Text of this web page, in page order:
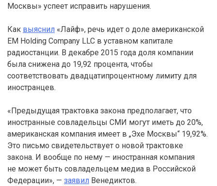
Москвы» успеет исправить нарушения.
Как выяснил «Лайф», речь идет о доле американской
EM Holding Company LLC в уставном капитале
радиостанции. В декабре 2015 года доля компании
была снижена до 19,92 процента, чтобы
соответствовать двадцатипроцентному лимиту для
иностранцев.
«Предыдущая трактовка закона предполагает, что
иностранные совладельцы СМИ могут иметь до 20%,
американская компания имеет в „Эхе Москвы“ 19,92%.
Это письмо свидетельствует о новой трактовке
закона. И вообще по нему — иностранная компания
не может быть совладельцем медиа в Российской
Федерации», — заявил Венедиктов.